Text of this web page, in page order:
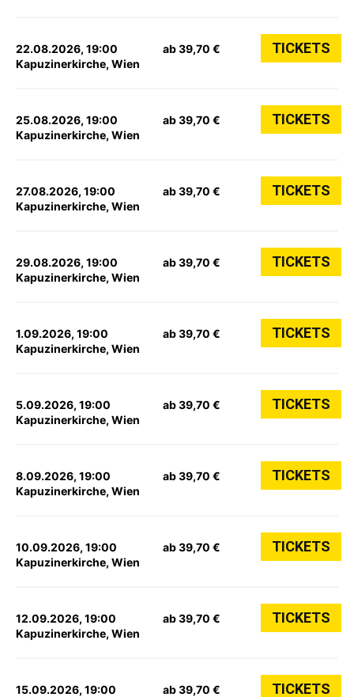
22.08.2026, 19:00
Kapuzinerkirche, Wien
ab 39,70 € TICKETS
25.08.2026, 19:00
Kapuzinerkirche, Wien
ab 39,70 € TICKETS
27.08.2026, 19:00
Kapuzinerkirche, Wien
ab 39,70 € TICKETS
29.08.2026, 19:00
Kapuzinerkirche, Wien
ab 39,70 € TICKETS
1.09.2026, 19:00
Kapuzinerkirche, Wien
ab 39,70 € TICKETS
5.09.2026, 19:00
Kapuzinerkirche, Wien
ab 39,70 € TICKETS
8.09.2026, 19:00
Kapuzinerkirche, Wien
ab 39,70 € TICKETS
10.09.2026, 19:00
Kapuzinerkirche, Wien
ab 39,70 € TICKETS
12.09.2026, 19:00
Kapuzinerkirche, Wien
ab 39,70 € TICKETS
15.09.2026, 19:00 ab 39,70 € TICKETS